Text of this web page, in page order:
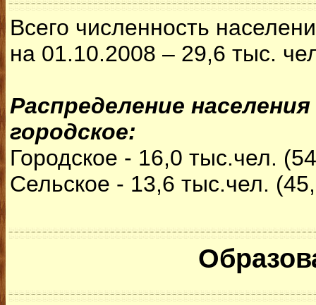
Всего численность
на 01.10.2008 – 29,6 тыс.
Распределение
городское:
Городское - 16,0 тыс.чел.
Сельское - 13,6 тыс.чел.